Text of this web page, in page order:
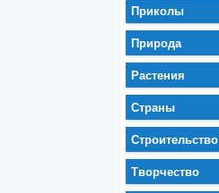
Приколы
Природа
Растения
Страны
Строительство
Творчество